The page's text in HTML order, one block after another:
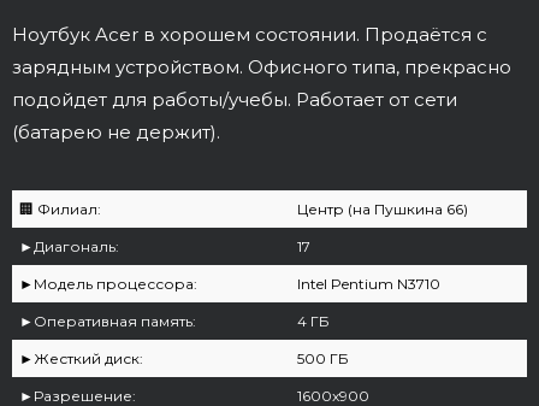
Ноутбук Acer в хорошем состоянии. Продаётся с
зарядным устройством. Офисного типа, прекрасно
подойдет для работы/учебы. Работает от сети
(батарею не держит).
🏢 Филиал: Центр (на Пушкина 66)
►Диагональ: 17
►Модель процессора: Intel Pentium N3710
►Оперативная память: 4 ГБ
►Жесткий диск: 500 ГБ
►Разрешение: 1600x900